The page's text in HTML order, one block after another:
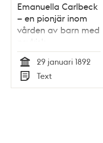
Emanuella Carlbeck
– en pionjär inom
vården av barn med
psykisk
funktionsnedsättning
Tid
29 januari 1892
Typ
Text